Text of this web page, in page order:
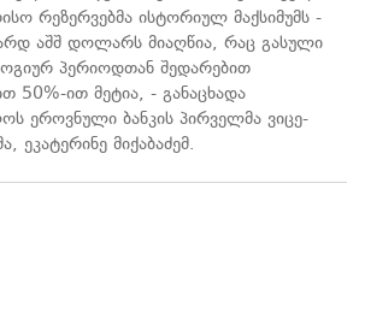
რეზერვებმა ისტორიულ მაქსიმუმს -
აშშ დოლარს მიაღწია, რაც გასული
პერიოდთან შედარებით
50%-ით მეტია, - განაცხადა
ეროვნული ბანკის პირველმა ვიცე-
ეკატერინე მიქაბაძემ.